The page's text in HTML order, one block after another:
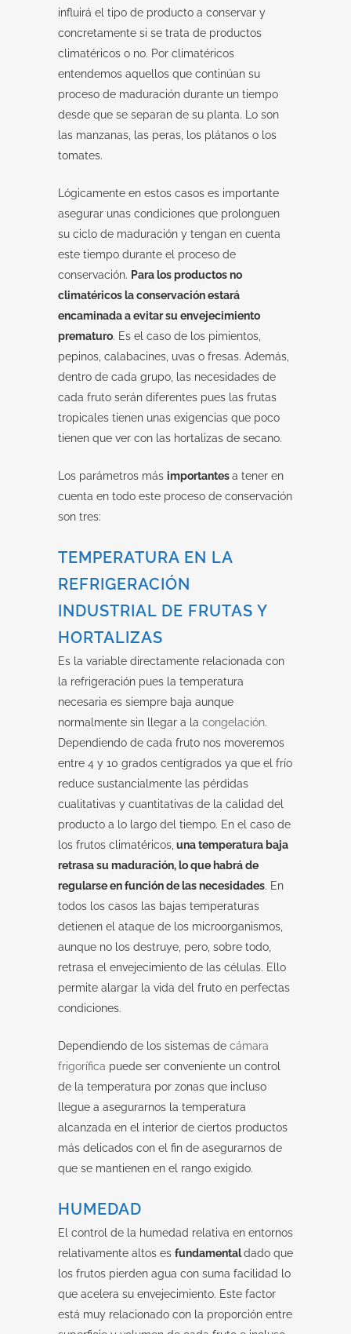
influirá el tipo de producto a conservar y
concretamente si se trata de productos
climatéricos o no. Por climatéricos
entendemos aquellos que continúan su
proceso de maduración durante un tiempo
desde que se separan de su planta. Lo son
las manzanas, las peras, los plátanos o los
tomates.
Lógicamente en estos casos es importante
asegurar unas condiciones que prolonguen
su ciclo de maduración y tengan en cuenta
este tiempo durante el proceso de
conservación. Para los productos no
climatéricos la conservación estará
encaminada a evitar su envejecimiento
prematuro. Es el caso de los pimientos,
pepinos, calabacines, uvas o fresas. Además,
dentro de cada grupo, las necesidades de
cada fruto serán diferentes pues las frutas
tropicales tienen unas exigencias que poco
tienen que ver con las hortalizas de secano.
Los parámetros más importantesa tener en
cuenta en todo este proceso de conservación
son tres:
TEMPERATURA EN LA
REFRIGERACIÓN
INDUSTRIAL DE FRUTAS Y
HORTALIZAS
Es la variable directamente relacionada con
la refrigeración pues la temperatura
necesaria es siempre baja aunque
normalmente sin llegar a la congelación.
Dependiendo de cada fruto nos moveremos
entre 4 y 10 grados centígrados ya que el frío
reduce sustancialmente las pérdidas
cualitativas y cuantitativas de la calidad del
producto a lo largo del tiempo. En el caso de
los frutos climatéricos, una temperatura baja
retrasa su maduración, lo que habrá de
regularse en función de las necesidades. En
todos los casos las bajas temperaturas
detienen el ataque de los microorganismos,
aunque no los destruye, pero, sobre todo,
retrasa el envejecimiento de las células. Ello
permite alargar la vida del fruto en perfectas
condiciones.
Dependiendo de los sistemas de cámara
frigorífica puede ser conveniente un control
de la temperatura por zonas que incluso
llegue a asegurarnos la temperatura
alcanzada en el interior de ciertos productos
más delicados con el fin de asegurarnos de
que se mantienen en el rango exigido.
HUMEDAD
El control de la humedad relativa en entornos
relativamente altos es fundamentaldado que
los frutos pierden agua con suma facilidad lo
que acelera su envejecimiento. Este factor
está muy relacionado con la proporción entre